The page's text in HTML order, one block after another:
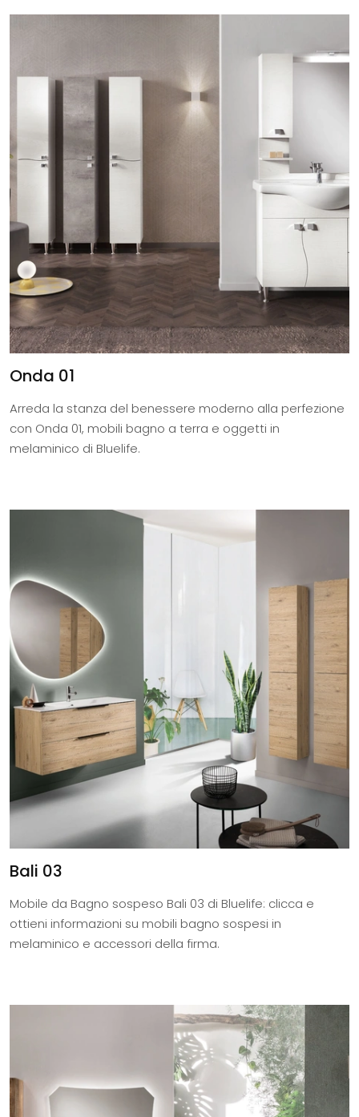
Onda 01
Arreda la stanza del benessere moderno alla perfezione
con Onda 01, mobili bagno a terra e oggetti in
melaminico di Bluelife.
Bali 03
Mobile da Bagno sospeso Bali 03 di Bluelife: clicca e
ottieni informazioni su mobili bagno sospesi in
melaminico e accessori della firma.